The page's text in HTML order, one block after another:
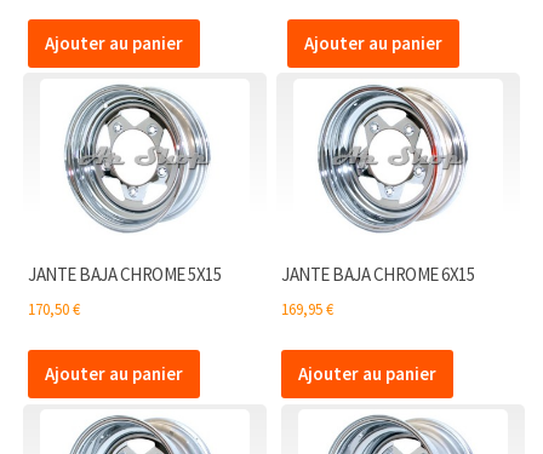
Ajouter au panier Ajouter au panier
JANTE BAJA CHROME 5X15
170,50€
Ajouter au panier
JANTE BAJA CHROME 6X15
169,95€
Ajouter au panier